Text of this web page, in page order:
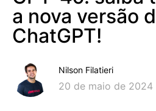
a nova versão
ChatGPT!
Nilson Filatieri
20 de maio de 2024